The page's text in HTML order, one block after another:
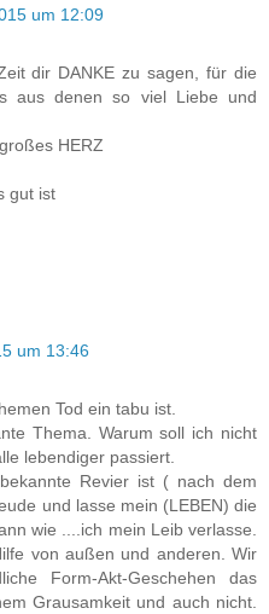
um 12:09
dir DANKE zu sagen, für die
aus denen so viel Liebe und
HERZ
gut ist
um 13:46
Tod ein tabu ist.
Thema. Warum soll ich nicht
lebendiger passiert.
Revier ist ( nach dem
und lasse mein (LEBEN) die
wie ....ich mein Leib verlasse.
von außen und anderen. Wir
Form-Akt-Geschehen das
Grausamkeit und auch nicht.